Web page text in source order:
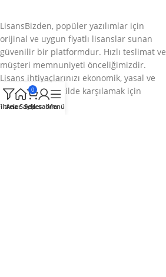
LisansBizden, popüler yazılımlar için
orijinal ve uygun fiyatlı lisanslar sunan
güvenilir bir platformdur. Hızlı teslimat ve
müşteri memnuniyeti önceliğimizdir.
Lisans ihtiyaçlarınızı ekonomik, yasal ve
sorunsuz bir şekilde karşılamak için
buradayız.
Ana Sayfa
0
Sepet
Hesabım
Menü